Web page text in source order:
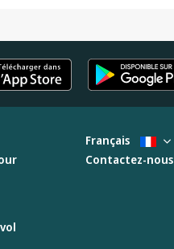
Français
Contactez-nous